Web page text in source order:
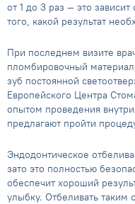
от 1 до 3 раз — это зависит
того, какой результат
При последнем визите
пломбировочный
зуб постоянной
Европейского Центра
опытом проведения
предлагают пройти
Эндодонтическое
зато это полностью
обеспечит хороший
улыбку. Отбеливать